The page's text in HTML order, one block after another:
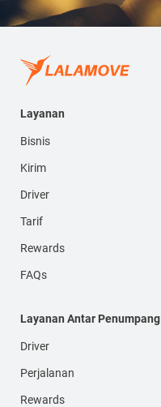
Layanan
Bisnis
Kirim
Driver
Tarif
Rewards
FAQs
Layanan Antar Penumpang
Driver
Perjalanan
Rewards